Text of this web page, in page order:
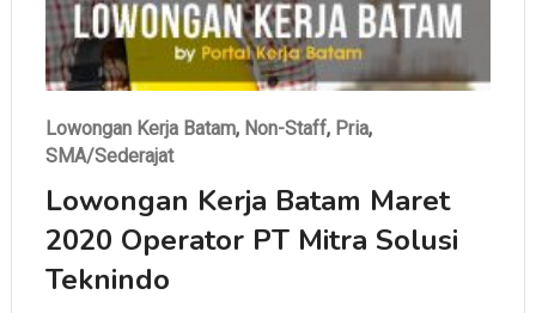
Lowongan Kerja Batam, Non-Staff, Pria,
SMA/Sederajat
Lowongan Kerja Batam Maret
2020 Operator PT Mitra Solusi
Teknindo